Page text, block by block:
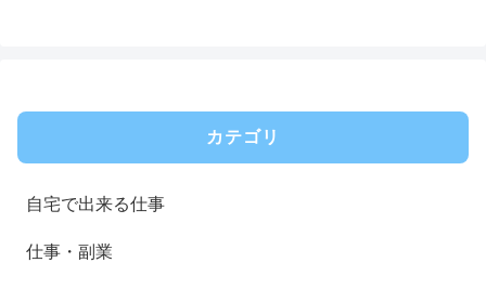
カテゴリ
自宅で出来る仕事
仕事・副業